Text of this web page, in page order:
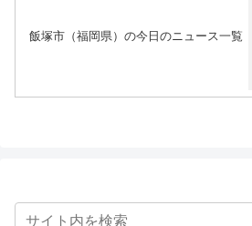
飯塚市（福岡県）の今日のニュース一覧